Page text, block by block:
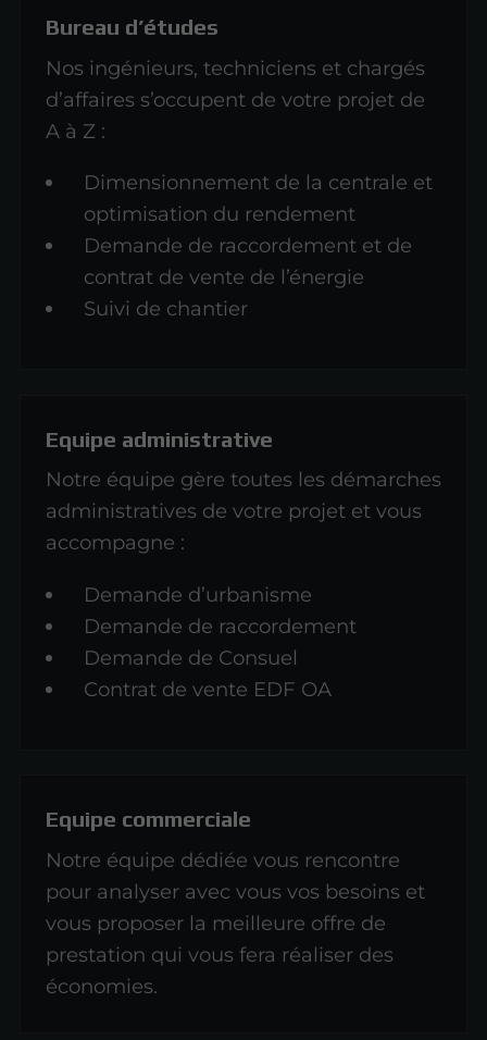
Bureau d’études
Nos ingénieurs, techniciens et chargés
d’affaires s’occupent de votre projet de
A à Z :
Dimensionnement de la centrale et
optimisation du rendement
Demande de raccordement et de
contrat de vente de l’énergie
Suivi de chantier
Equipe administrative
Notre équipe gère toutes les démarches
administratives de votre projet et vous
accompagne :
Demande d’urbanisme
Demande de raccordement
Demande de Consuel
Contrat de vente EDF OA
Equipe commerciale
Notre équipe dédiée vous rencontre
pour analyser avec vous vos besoins et
vous proposer la meilleure offre de
prestation qui vous fera réaliser des
économies.